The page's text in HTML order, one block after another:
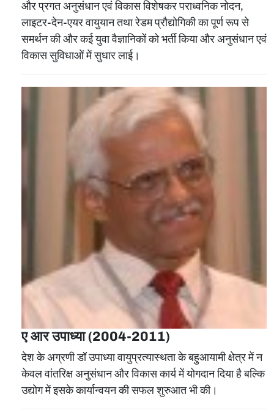
और प्रगत अनुसंधान एवं विकास विशेषकर पराध्वनिक नोदन,
लाइटर-देन-एयर वायुयान तथा रेडम प्रौद्योगिकी का पूर्ण रूप से
समर्थन की और कई युवा वैज्ञानिकों को भर्ती किया और अनुसंधान एवं
विकास सुविधाओं में सुधार लाई।
ए आर उपाध्या (2004-2011)
देश के अग्रणी डॉ उपाध्‍या वायुप्रत्‍यास्‍थता के बहुआयामी क्षेत्र में न
केवल वांतरिक्ष अनुसंधान और विकास कार्य में योगदान दिया है बल्कि
उद्योग में इसके कार्यान्वयन की सफल शुरुआत भी की।